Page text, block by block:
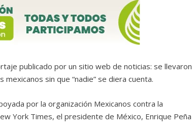
publicado por un sitio web de noticias: se llevaron
sin que “nadie” se diera cuenta.
por la organización Mexicanos contra la
York Times, el presidente de México, Enrique Peña